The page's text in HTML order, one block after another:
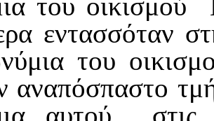
εντασσόταν
του
αναπόσπαστο
αυτού στις